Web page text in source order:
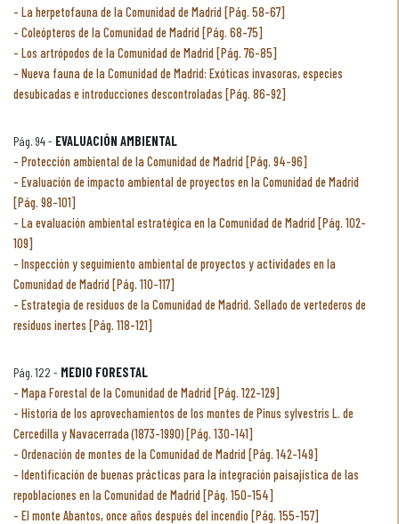
La herpetofauna de la Comunidad de Madrid [Pág. 58-67]
Coleópteros de la Comunidad de Madrid [Pág. 68-75]
Los artrópodos de la Comunidad de Madrid [Pág. 76-85]
Nueva fauna de la Comunidad de Madrid: Exóticas invasoras, especies
desubicadas e introducciones descontroladas [Pág. 86-92]
Pág. 94 - EVALUACIÓN AMBIENTAL
Protección ambiental de la Comunidad de Madrid [Pág. 94-96]
Evaluación de impacto ambiental de proyectos en la Comunidad de Madrid
[Pág. 98-101]
La evaluación ambiental estratégica en la Comunidad de Madrid [Pág. 102-
109]
Inspección y seguimiento ambiental de proyectos y actividades en la
Comunidad de Madrid [Pág. 110-117]
Estrategia de residuos de la Comunidad de Madrid. Sellado de vertederos de
residuos inertes [Pág. 118-121]
Pág. 122 - MEDIO FORESTAL
Mapa Forestal de la Comunidad de Madrid [Pág. 122-129]
Historia de los aprovechamientos de los montes de Pinus sylvestris L. de
Cercedilla y Navacerrada (1873-1990) [Pág. 130-141]
Ordenación de montes de la Comunidad de Madrid [Pág. 142-149]
Identificación de buenas prácticas para la integración paisajística de las
repoblaciones en la Comunidad de Madrid [Pág. 150-154]
El monte Abantos, once años después del incendio [Pág. 155-157]